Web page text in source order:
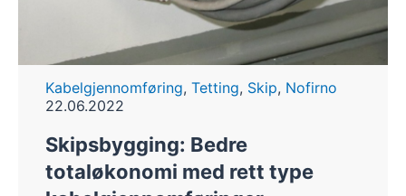
Kabelgjennomføring, Tetting, Skip, Nofirno
22.06.2022
Skipsbygging: Bedre
totaløkonomi med rett type